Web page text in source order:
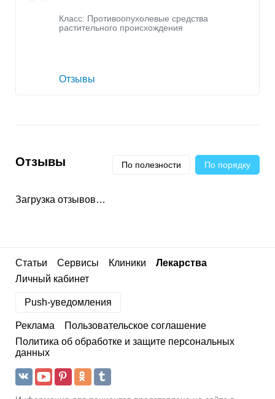
Класс: Противоопухолевые средства
растительного происхождения
Отзывы
Отзывы По полезности По порядку
Загрузка отзывов…
Статьи Сервисы Клиники
Лекарства
Личный кабинет
Push-уведомления
Реклама
Пользовательское соглашение
Политика об обработке и защите персональных
данных